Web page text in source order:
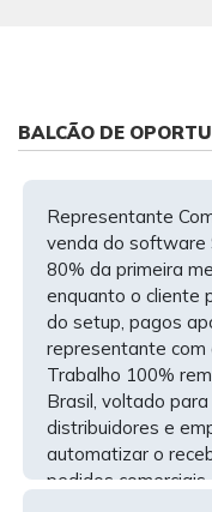
BALCÃO DE
Representante
venda do software
80% da primeira
enquanto o cliente
do setup, pagos
representante com
Trabalho 100%
Brasil, voltado
distribuidores e
automatizar o
pedidos